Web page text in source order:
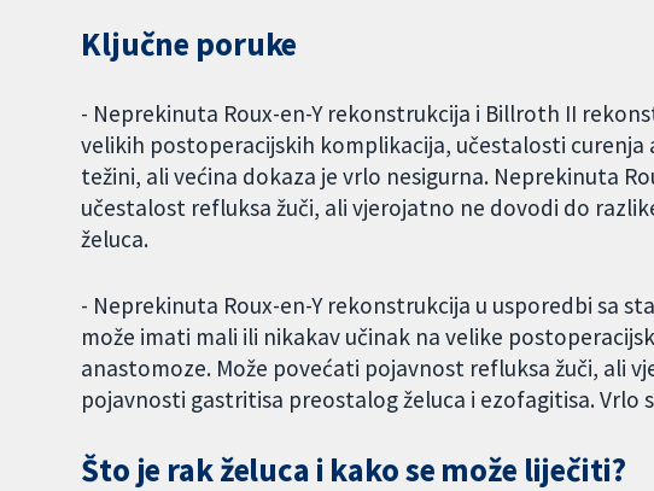
Ključne poruke
- Neprekinuta Roux-en-Y rekonstrukcija i Billroth II
velikih postoperacijskih komplikacija, učestalosti
težini, ali većina dokaza je vrlo nesigurna. Neprekinuta
učestalost refluksa žuči, ali vjerojatno ne dovodi do
želuca.
- Neprekinuta Roux-en-Y rekonstrukcija u usporedbi sa
može imati mali ili nikakav učinak na velike
anastomoze. Može povećati pojavnost refluksa žuči, ali
pojavnosti gastritisa preostalog želuca i ezofagitisa.
Što je rak želuca i kako se može liječiti?